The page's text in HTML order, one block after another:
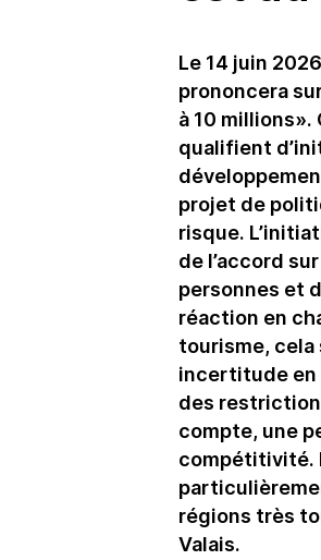
Le 14 juin
prononcera
à 10
qualifient
projet de
risque.
de l’accord
personnes et
réaction en
tourisme,
incertitude en
des
compte, une
compétitivité.
régions très
Valais.